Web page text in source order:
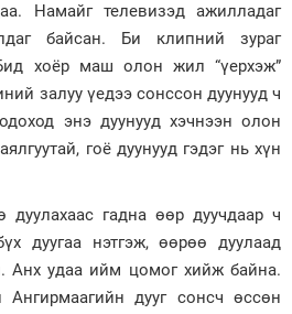
Намайг телевизэд ажилладаг
байсан. Би клипний зураг
хоёр маш олон жил “үерхэж”
залуу үедээ сонссон дуунууд ч
энэ дуунууд хэчнээн олон
гоё дуунууд гэдэг нь хүн
гадна өөр дуучдаар ч
дуугаа нэтгэж, өөрөө дуулаад
Анх удаа ийм цомог хийж байна.
дууг сонсч өссөн